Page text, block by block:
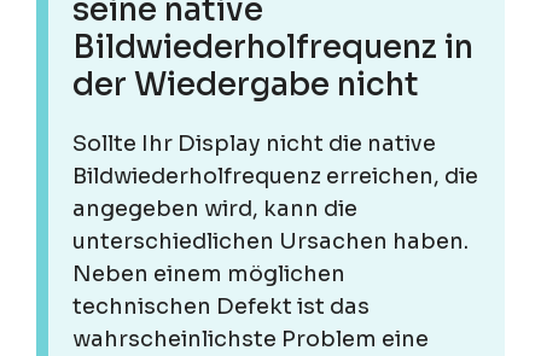
seine native
Bildwiederholfrequenz in
der Wiedergabe nicht
Sollte Ihr Display nicht die native
Bildwiederholfrequenz erreichen, die
angegeben wird, kann die
unterschiedlichen Ursachen haben.
Neben einem möglichen
technischen Defekt ist das
wahrscheinlichste Problem eine